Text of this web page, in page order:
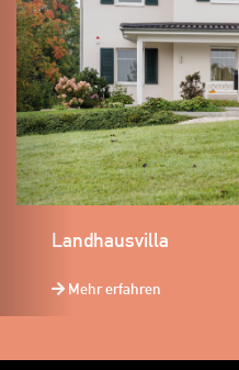
Landhausvilla
Mehr erfahren